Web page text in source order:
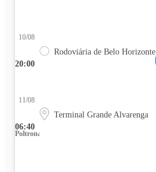
20:00
10/08
Rodoviária de Belo Horizonte
06:40
11/08
Terminal Grande Alvarenga
Poltrona